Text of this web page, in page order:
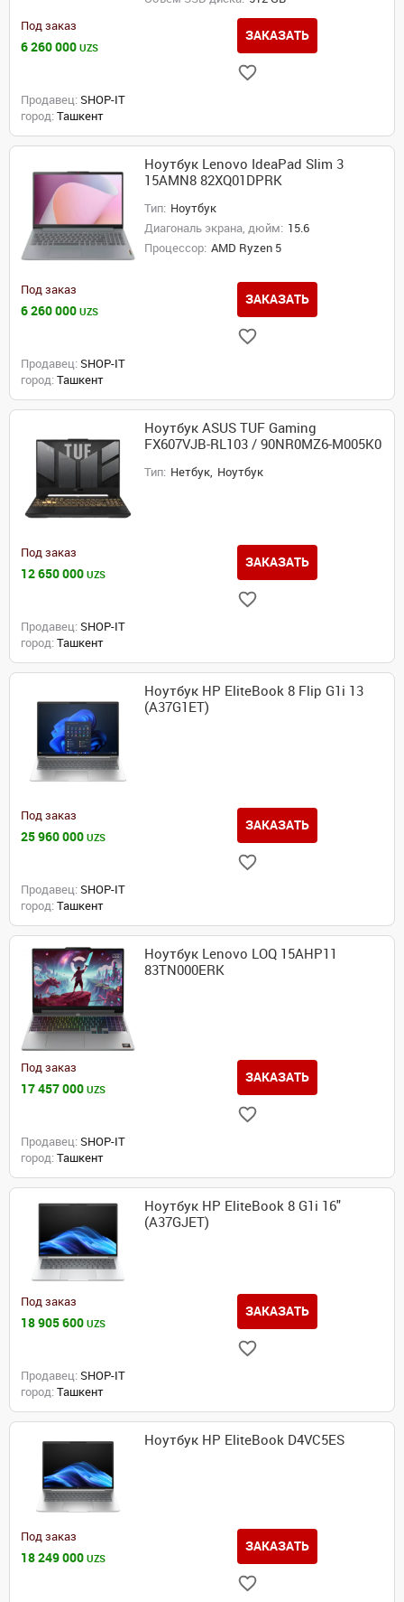
Под заказ
6 260 000 UZS
ЗАКАЗАТЬ
Продавец: SHOP-IT
город: Ташкент
Ноутбук Lenovo IdeaPad Slim 3
15AMN8 82XQ01DPRK
Тип: Ноутбук
Диагональ экрана, дюйм: 15.6
Процессор: AMD Ryzen 5
Под заказ
6 260 000 UZS
ЗАКАЗАТЬ
Продавец: SHOP-IT
город: Ташкент
Ноутбук ASUS TUF Gaming
FX607VJB-RL103 / 90NR0MZ6-M005K0
Тип: Нетбук, Ноутбук
Под заказ
12 650 000 UZS
ЗАКАЗАТЬ
Продавец: SHOP-IT
город: Ташкент
Ноутбук HP EliteBook 8 Flip G1i 13
(A37G1ET)
Под заказ
25 960 000 UZS
ЗАКАЗАТЬ
Продавец: SHOP-IT
город: Ташкент
Ноутбук Lenovo LOQ 15AHP11
83TN000ERK
Под заказ
17 457 000 UZS
ЗАКАЗАТЬ
Продавец: SHOP-IT
город: Ташкент
Ноутбук HP EliteBook 8 G1i 16"
(A37GJET)
Под заказ
18 905 600 UZS
ЗАКАЗАТЬ
Продавец: SHOP-IT
город: Ташкент
Ноутбук HP EliteBook D4VC5ES
Под заказ
18 249 000 UZS
ЗАКАЗАТЬ